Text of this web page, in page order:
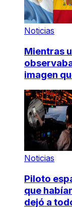
Noticias
Mientras
imagen
Noticias
Piloto
que
dejó a